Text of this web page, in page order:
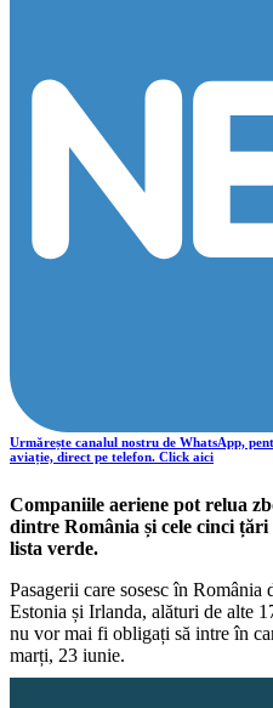
Urmărește canalul nostru de WhatsApp,
aviație, direct pe telefon. Click aici
Companiile aeriene pot relua
dintre România și cele cinci
lista verde.
Pasagerii care sosesc în
Estonia și Irlanda, alături de alte
nu vor mai fi obligați să intre în
marți, 23 iunie.